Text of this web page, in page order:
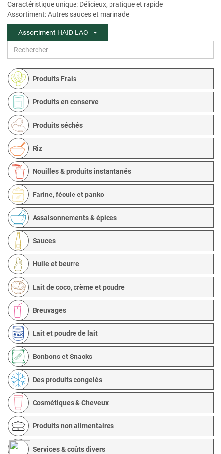
Produits Frais
Produits en conserve
Produits séchés
Riz
Nouilles & produits instantanés
Farine, fécule et panko
Assaisonnements & épices
Sauces
Huile et beurre
Lait de coco, crème et poudre
Breuvages
Lait et poudre de lait
Bonbons et Snacks
Des produits congelés
Cosmétiques & Cheveux
Produits non alimentaires
Services & coûts divers
Caractéristique unique: Délicieux, pratique et rapide
Assortiment: Autres sauces et marinade
Assortiment HAIDILAO